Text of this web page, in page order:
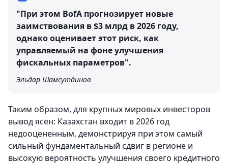
"При этом BofA прогнозирует новые
заимствования в $3 млрд в 2026 году,
однако оценивает этот риск, как
управляемый на фоне улучшения
фискальных параметров".
Эльдар Шамсутдинов
Таким образом, для крупных мировых инвесторов
вывод ясен: Казахстан входит в 2026 год
недооцененным, демонстрируя при этом самый
сильный фундаментальный сдвиг в регионе и
высокую вероятность улучшения своего кредитного